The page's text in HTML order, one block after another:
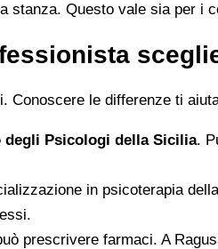
Questo vale sia per i
Conoscere le differenze ti
degli Psicologi della Sicilia.
in psicoterapia
prescrivere farmaci. A